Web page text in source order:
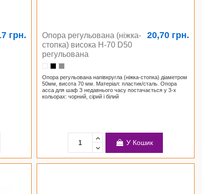
грн.
Опора регульована (ніжка-
стопка) висока H-70 D50
регульована
20,70 грн.
Опора регульована напівкругла (ніжка-стопка) діаметром
50мм, висота 70 мм. Матеріал: пластик/сталь. Опора
асса для шаф З недавнього часу постачається у 3-х
кольорах: чорний, сірий і білий
У Кошик